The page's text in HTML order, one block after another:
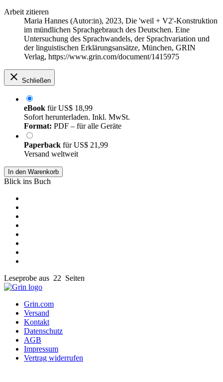
Arbeit zitieren
Maria Hannes (Autor:in), 2023, Die 'weil + V2'-Konstruktion
im mündlichen Sprachgebrauch des Deutschen. Eine
Untersuchung des Sprachwandels, der Sprachvariation und
der linguistischen Erklärungsansätze, München, GRIN
Verlag, https://www.grin.com/document/1415975
Schließen
eBook fürUS$ 18,99
Sofort herunterladen. Inkl. MwSt.
Format: PDF – für alle Geräte
Paperback fürUS$ 21,99
Versand weltweit
In den Warenkorb
Blick ins Buch
Leseprobe aus 22 Seiten
Grin.com
Versand
Kontakt
Datenschutz
AGB
Impressum
Vertrag widerrufen